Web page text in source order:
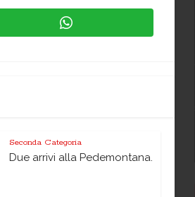
Seconda Categoria
Due arrivi alla Pedemontana.